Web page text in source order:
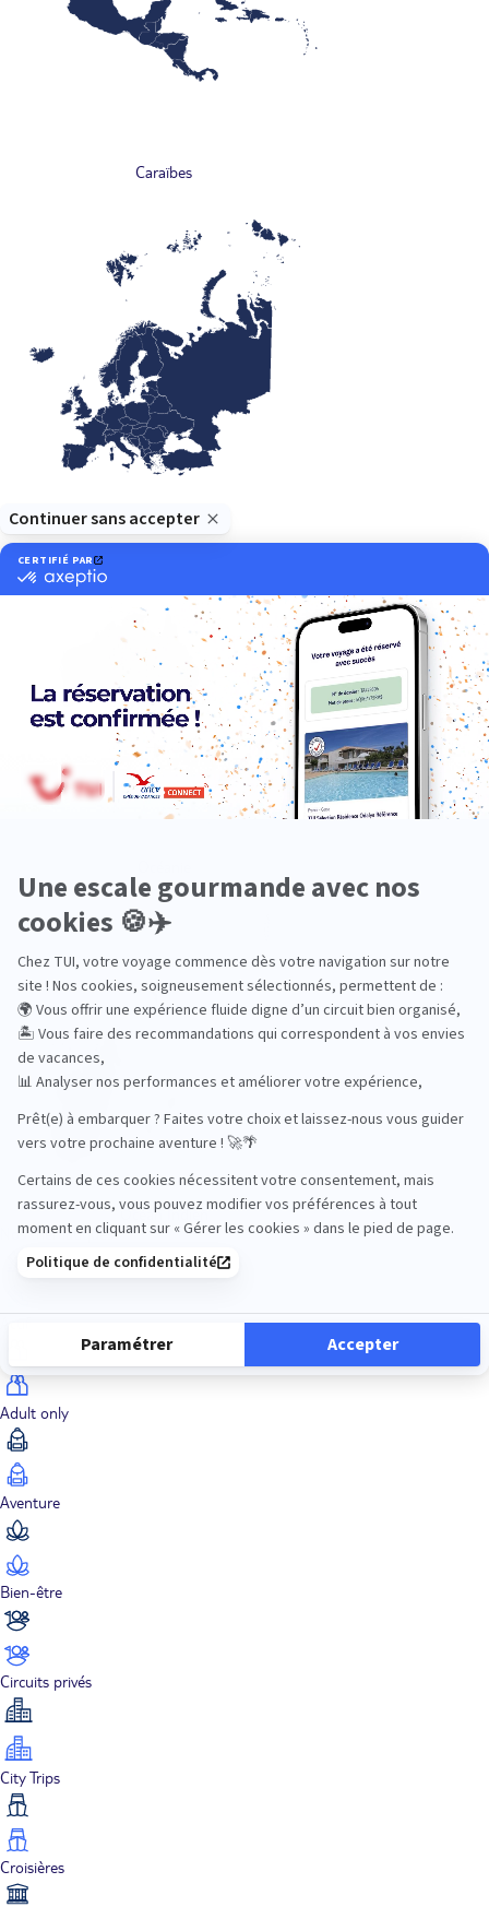
Caraïbes
Europe
Océan Indien
Nos thématiques
Adult only
Aventure
Bien-être
Circuits privés
City Trips
Croisières